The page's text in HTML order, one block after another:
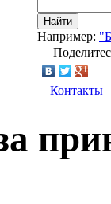
Найти
Например:
Контакты